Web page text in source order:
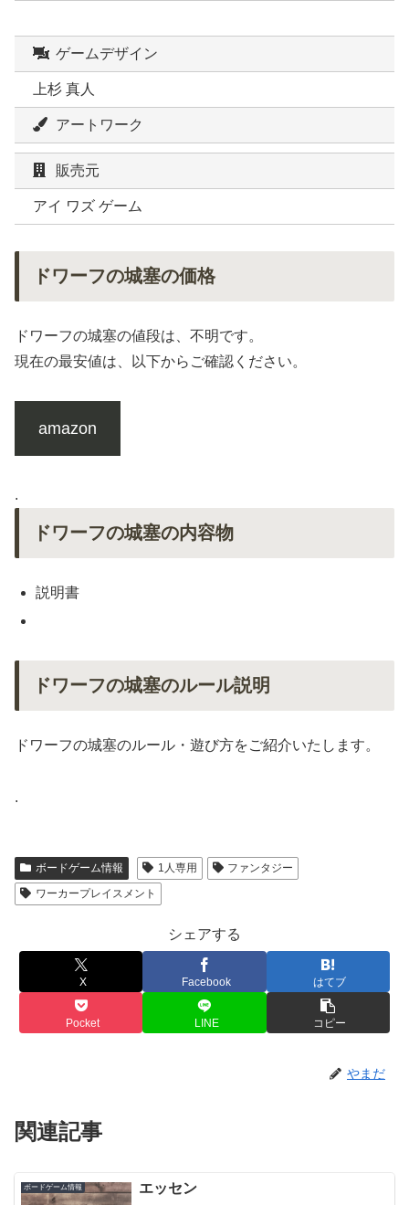
ゲームデザイン
上杉 真人
アートワーク
販売元
アイ ワズ ゲーム
ドワーフの城塞の価格
ドワーフの城塞の値段は、不明です。
現在の最安値は、以下からご確認ください。
amazon
.
ドワーフの城塞の内容物
説明書
ドワーフの城塞のルール説明
ドワーフの城塞のルール・遊び方をご紹介いたします。
.
ボードゲーム情報 1人専用
ファンタジー
ワーカープレイスメント
シェアする
X Facebook はてブ
Pocket LINE コピー
やまだ
関連記事
ボードゲーム情報 エッセン